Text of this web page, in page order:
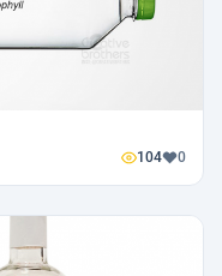
104 0